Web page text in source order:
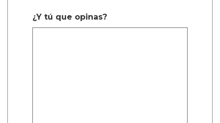
¿Y tú que opinas?